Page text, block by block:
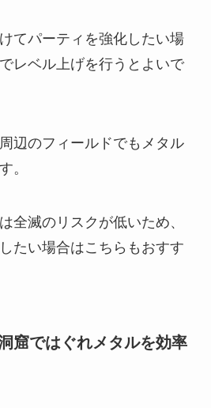
てパーティを強化したい場
レベル上げを行うとよいで
辺のフィールドでもメタル
。
全滅のリスクが低いため、
たい場合はこちらもおすす
窟ではぐれメタルを効率